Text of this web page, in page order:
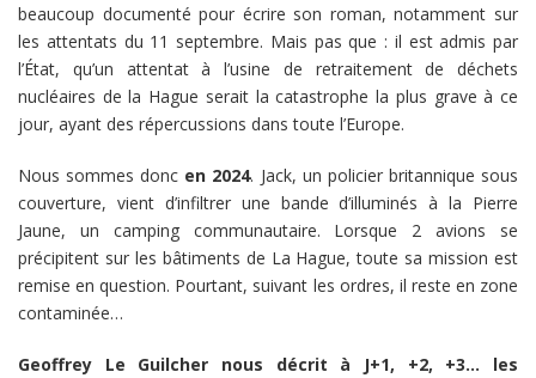
beaucoup documenté pour écrire son roman, notamment sur
les attentats du 11 septembre. Mais pas que : il est admis par
l’État, qu’un attentat à l’usine de retraitement de déchets
nucléaires de la Hague serait la catastrophe la plus grave à ce
jour, ayant des répercussions dans toute l’Europe.
Nous sommes donc en 2024. Jack, un policier britannique sous
couverture, vient d’infiltrer une bande d’illuminés à la Pierre
Jaune, un camping communautaire. Lorsque 2 avions se
précipitent sur les bâtiments de La Hague, toute sa mission est
remise en question. Pourtant, suivant les ordres, il reste en zone
contaminée…
Geoffrey Le Guilcher nous décrit à J+1, +2, +3… les